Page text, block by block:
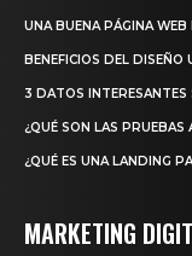
UNA BUENA PÁGINA
BENEFICIOS DEL DISEÑO
3 DATOS INTERESANTES
¿QUÉ SON LAS PRUEBAS
¿QUÉ ES UNA LANDING
MARKETING